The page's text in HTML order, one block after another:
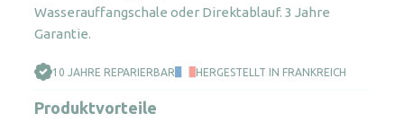
Wasserauffangschale oder Direktablauf. 3 Jahre
Garantie.
10 JAHRE REPARIERBAR HERGESTELLT IN FRANKREICH
Produktvorteile